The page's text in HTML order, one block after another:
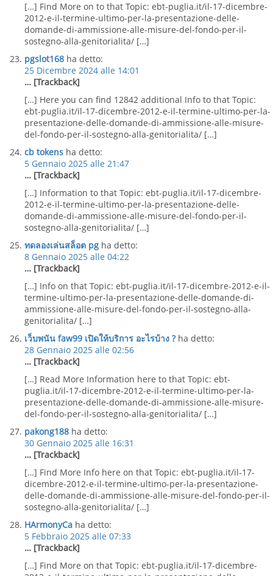
[…] Find More on to that Topic: ebt-puglia.it/il-17-dicembre-
2012-e-il-termine-ultimo-per-la-presentazione-delle-
domande-di-ammissione-alle-misure-del-fondo-per-il-
sostegno-alla-genitorialita/ […]
pgslot168 ha detto:
25 Dicembre 2024 alle 14:01
… [Trackback]
[…] Here you can find 12842 additional Info to that Topic:
ebt-puglia.it/il-17-dicembre-2012-e-il-termine-ultimo-per-la-
presentazione-delle-domande-di-ammissione-alle-misure-
del-fondo-per-il-sostegno-alla-genitorialita/ […]
cb tokens ha detto:
5 Gennaio 2025 alle 21:47
… [Trackback]
[…] Information to that Topic: ebt-puglia.it/il-17-dicembre-
2012-e-il-termine-ultimo-per-la-presentazione-delle-
domande-di-ammissione-alle-misure-del-fondo-per-il-
sostegno-alla-genitorialita/ […]
ทดลองเล่นสล็อต pg ha detto:
8 Gennaio 2025 alle 04:22
… [Trackback]
[…] Info on that Topic: ebt-puglia.it/il-17-dicembre-2012-e-il-
termine-ultimo-per-la-presentazione-delle-domande-di-
ammissione-alle-misure-del-fondo-per-il-sostegno-alla-
genitorialita/ […]
เว็บพนัน faw99 เปิดให้บริการ อะไรบ้าง ? ha detto:
28 Gennaio 2025 alle 02:56
… [Trackback]
[…] Read More Information here to that Topic: ebt-
puglia.it/il-17-dicembre-2012-e-il-termine-ultimo-per-la-
presentazione-delle-domande-di-ammissione-alle-misure-
del-fondo-per-il-sostegno-alla-genitorialita/ […]
pakong188 ha detto:
30 Gennaio 2025 alle 16:31
… [Trackback]
[…] Find More Info here on that Topic: ebt-puglia.it/il-17-
dicembre-2012-e-il-termine-ultimo-per-la-presentazione-
delle-domande-di-ammissione-alle-misure-del-fondo-per-il-
sostegno-alla-genitorialita/ […]
HArmonyCa ha detto:
5 Febbraio 2025 alle 07:33
… [Trackback]
[…] Find More on that Topic: ebt-puglia.it/il-17-dicembre-